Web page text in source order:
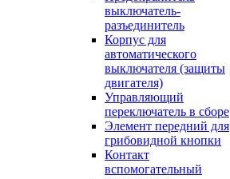
выключатель-
разъединитель
Корпус для
автоматического
выключателя (защиты
двигателя)
Управляющий
переключатель в сборе
Элемент передний для
грибовидной кнопки
Контакт
вспомогательный